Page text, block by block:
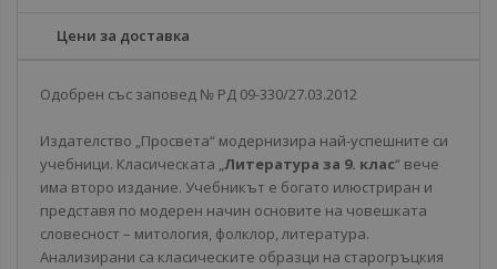
Цени за доставка
Одобрен със заповед № РД 09-330/27.03.2012
Издателство „Просвета“ модернизира най-успешните си
учебници. Класическата „Литература за 9. клас“ вече
има второ издание. Учебникът е богато илюстриран и
представя по модерен начин основите на човешката
словесност – митология, фолклор, литература.
Анализирани са класическите образци на старогръцкия